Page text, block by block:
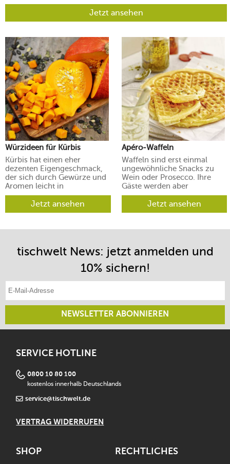
Jetzt ansehen
Würzideen für Kürbis
Kürbis hat einen eher
dezenten Eigengeschmack,
der sich durch Gewürze und
Aromen leicht in
verschiedene Richtungen
lenken lässt.Jetzt ansehen
Apéro-Waffeln
Waffeln sind erst einmal
ungewöhnliche Snacks zu
Wein oder Prosecco. Ihre
Gäste werden aber
begeistert sein.
Jetzt ansehen
tischwelt News: jetzt anmelden und
10% sichern!
NEWSLETTER ABONNIEREN
SERVICE HOTLINE
0800 10 80 100
kostenlos innerhalb Deutschlands
service@tischwelt.de
VERTRAG WIDERRUFEN
SHOP RECHTLICHES